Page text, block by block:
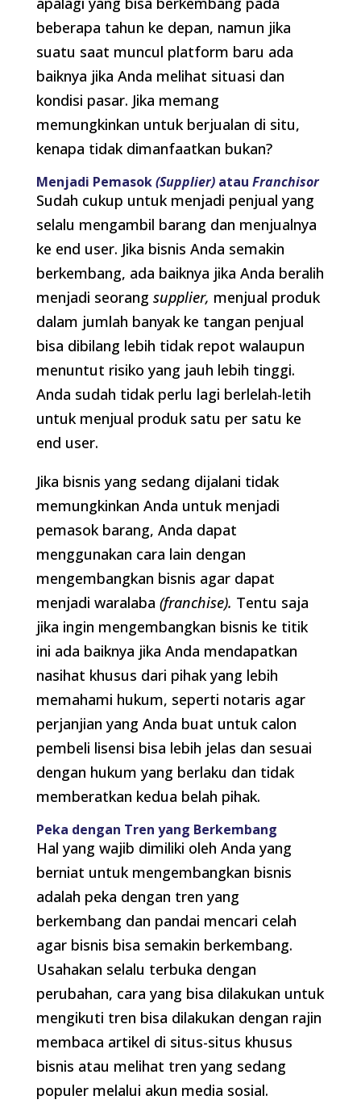
beberapa tahun ke depan, namun jika
suatu saat muncul platform baru ada
baiknya jika Anda melihat situasi dan
kondisi pasar. Jika memang
memungkinkan untuk berjualan di situ,
kenapa tidak dimanfaatkan bukan?
Menjadi Pemasok(Supplier)atau Franchisor
Sudah cukup untuk menjadi penjual yang
selalu mengambil barang dan menjualnya
ke end user. Jika bisnis Anda semakin
berkembang, ada baiknya jika Anda beralih
menjadi seorang supplier, menjual produk
dalam jumlah banyak ke tangan penjual
bisa dibilang lebih tidak repot walaupun
menuntut risiko yang jauh lebih tinggi.
Anda sudah tidak perlu lagi berlelah-letih
untuk menjual produk satu per satu ke
end user.
Jika bisnis yang sedang dijalani tidak
memungkinkan Anda untuk menjadi
pemasok barang, Anda dapat
menggunakan cara lain dengan
mengembangkan bisnis agar dapat
menjadi waralaba (franchise). Tentu saja
jika ingin mengembangkan bisnis ke titik
ini ada baiknya jika Anda mendapatkan
nasihat khusus dari pihak yang lebih
memahami hukum, seperti notaris agar
perjanjian yang Anda buat untuk calon
pembeli lisensi bisa lebih jelas dan sesuai
dengan hukum yang berlaku dan tidak
memberatkan kedua belah pihak.
Peka dengan Tren yang Berkembang
Hal yang wajib dimiliki oleh Anda yang
berniat untuk mengembangkan bisnis
adalah peka dengan tren yang
berkembang dan pandai mencari celah
agar bisnis bisa semakin berkembang.
Usahakan selalu terbuka dengan
perubahan, cara yang bisa dilakukan untuk
mengikuti tren bisa dilakukan dengan rajin
membaca artikel di situs-situs khusus
bisnis atau melihat tren yang sedang
populer melalui akun media sosial.